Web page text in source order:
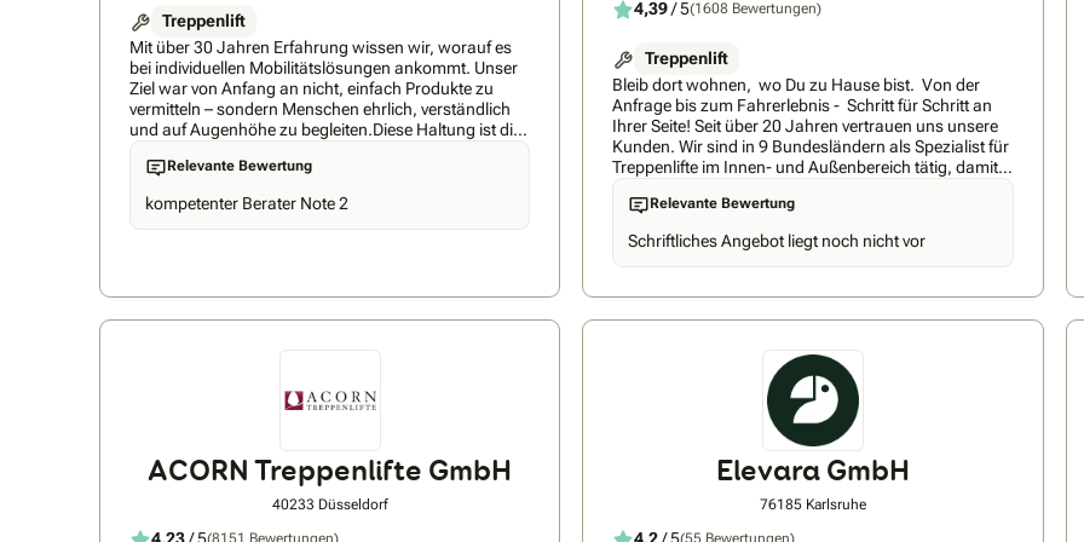
Treppenlift
Mit über 30 Jahren Erfahrung wissen wir, worauf es
bei individuellen Mobilitätslösungen ankommt. Unser
Ziel war von Anfang an nicht, einfach Produkte zu
vermitteln – sondern Menschen ehrlich, verständlich
und auf Augenhöhe zu begleiten.Diese Haltung ist die
Philosophie hinter RE-MOBIL Liftsysteme: Wir hören
zu, nehmen uns Zeit und entwickeln gemeinsam
Ihrem Zuhause, zu Ihrem Leben. Nicht irgendein Lift.
Sondern einer, den Sie gerne nutzen. So, wie wir es
möchten – wir sind persönlich für Sie da und beraten
und gemeinsam einen Weg zu finden, der Sie wieder
Relevante Bewertung
kompetenter Berater Note 2
4,39/ 5(1608 Bewertungen)
Treppenlift
Bleib dort wohnen, wo Du zu Hause bist. Von der
Anfrage bis zum Fahrerlebnis - Schritt für Schritt an
Ihrer Seite! Seit über 20 Jahren vertrauen uns unsere
Kunden. Wir sind in 9 Bundesländern als Spezialist für
Treppenlifte im Innen- und Außenbereich tätig, damit
Sie sich sicher und bequem auf der Treppe bewegen
können - zu erstaunlich günstigen Preisen. FITAL
unabhängiges und überregionales
Treppenliftunternehmen. Das bietet Ihnen langfristige
nachvollziehbar beraten werden, dafür übernehmen
wir die volle Verantwortung, seit über 20 Jahren.
Förderung und Zuschüsse Es gibt viele interessante
Möglichkeiten, Zuschüsse zum Lift zu beantragen.
Haben Sie alle ausgeschöpft? Ab Pflegegrad 1
erhalten Sie bis zu € 4.000,- Zuschuss von Ihrer
Pflegekasse - wir unterstützen Sie gerne bei der
Jahre Garantie • Schnelle Erreichbarkeit bei Störungen
• Große Modellauswahl • Kurze Lieferzeiten, keine
Relevante Bewertung
Schriftliches Angebot liegt noch nicht vor
ACORN Treppenlifte GmbH
40233 Düsseldorf
Elevara GmbH
76185 Karlsruhe